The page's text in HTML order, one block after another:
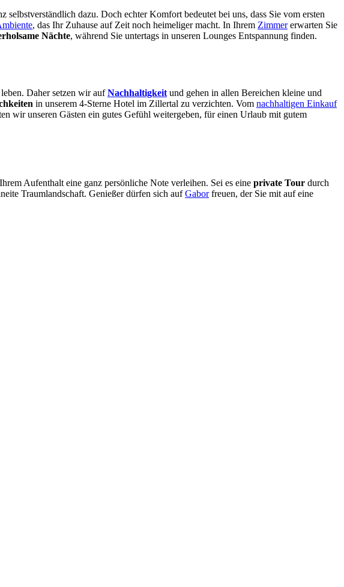
dazu. Doch echter Komfort bedeutet bei uns, dass Sie vom ersten
, das Ihr Zuhause auf Zeit noch heimeliger macht. In Ihrem Zimmererwarten Sie
Nächte, während Sie untertags in unseren Lounges Entspannung finden.
Daher setzen wir aufNachhaltigkeit und gehen in allen Bereichen kleine und
in unserem 4-Sterne Hotel im Zillertal zu verzichten. Vom nachhaltigen Einkauf
wir unseren Gästen ein gutes Gefühl weitergeben, für einen Urlaub mit gutem
Aufenthalt eine ganz persönliche Note verleihen. Sei es eine private Tour durch
Traumlandschaft. Genießer dürfen sich aufGaborfreuen, der Sie mit auf eine